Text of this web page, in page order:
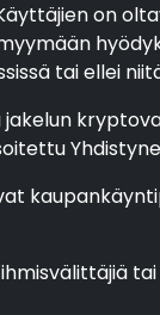
on
tai ellei